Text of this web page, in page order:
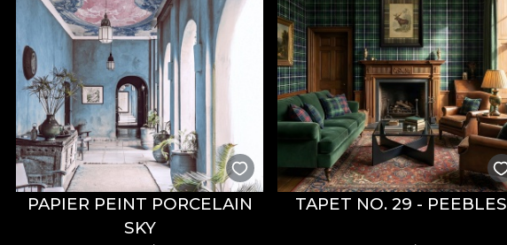
PAPIER PEINT PORCELAIN
SKY
TAPET NO. 29 - PEEBLES